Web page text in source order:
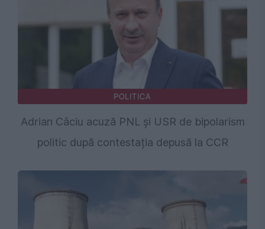
POLITICA
Adrian Câciu acuză PNL și USR de bipolarism
politic după contestația depusă la CCR